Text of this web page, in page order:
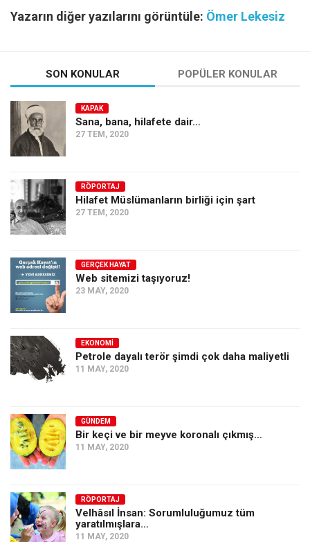
Yazarın diğer yazılarını görüntüle: Ömer Lekesiz
SON KONULAR POPÜLER KONULAR
KAPAK
Sana, bana, hilafete dair…
27 TEM, 2020
RÖPORTAJ
Hilafet Müslümanların birliği için şart
27 TEM, 2020
GERÇEK HAYAT
Web sitemizi taşıyoruz!
23 MAY, 2020
EKONOMI
Petrole dayalı terör şimdi çok daha maliyetli
11 MAY, 2020
GÜNDEM
Bir keçi ve bir meyve koronalı çıkmış…
11 MAY, 2020
RÖPORTAJ
Velhâsıl İnsan: Sorumluluğumuz tüm
yaratılmışlara…
11 MAY, 2020